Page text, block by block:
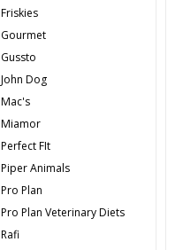
Friskies
Gourmet
Gussto
John Dog
Mac's
Miamor
Perfect FIt
Piper Animals
Pro Plan
Pro Plan Veterinary Diets
Rafi